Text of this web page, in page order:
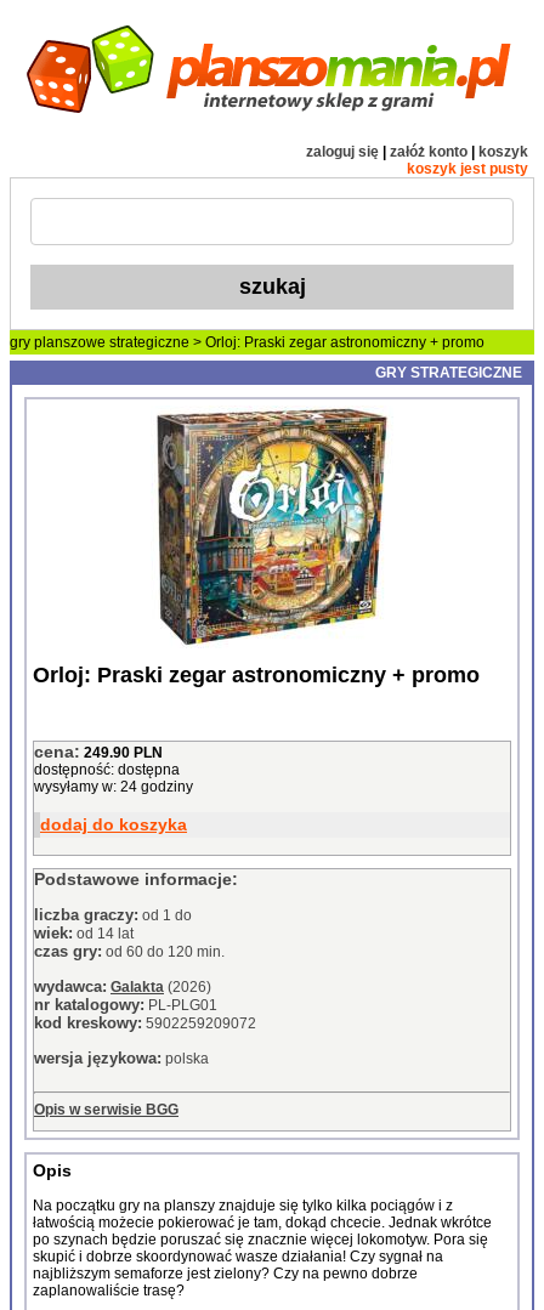
zaloguj się załóż konto
koszyk
koszyk jest pusty
gry planszowe strategiczne > Orloj: Praski zegar astronomiczny + promo
GRY STRATEGICZNE
Orloj: Praski zegar astronomiczny + promo
cena: 249.90 PLN
dostępność: dostępna
wysyłamy w: 24 godziny
dodaj do koszyka
Podstawowe informacje:
liczba graczy: od 1 do
wiek: od 14 lat
czas gry: od 60 do 120 min.
wydawca: Galakta (2026)
nr katalogowy: PL-PLG01
kod kreskowy: 5902259209072
wersja językowa: polska
Opis w serwisie BGG
Opis
Na początku gry na planszy znajduje się tylko kilka pociągów i z
łatwością możecie pokierować je tam, dokąd chcecie. Jednak wkrótce
po szynach będzie poruszać się znacznie więcej lokomotyw. Pora się
skupić i dobrze skoordynować wasze działania! Czy sygnał na
najbliższym semaforze jest zielony? Czy na pewno dobrze
zaplanowaliście trasę?